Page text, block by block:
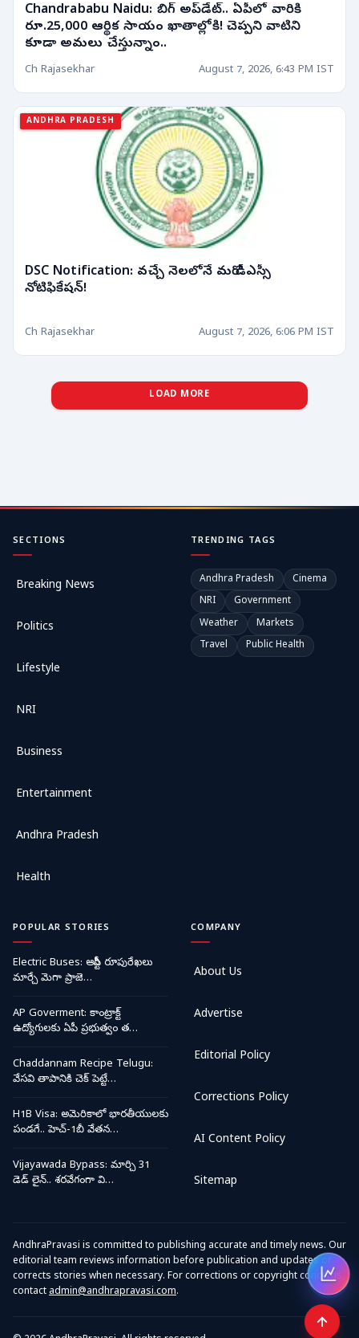
Chandrababu Naidu: బిగ్ అప్‌డేట్.. ఏపీలో వారికి
రూ.25,000 ఆర్థిక సాయం ఖాతాల్లోకి! చెప్పని వాటిని
కూడా అమలు చేస్తున్నాం..
Ch Rajasekhar August 7, 2026, 6:43 PM IST
ANDHRA PRADESH
DSC Notification: వచ్చే నెలలోనే మరో డీఎస్సీ
నోటిఫికేషన్!
Ch Rajasekhar August 7, 2026, 6:06 PM IST
LOAD MORE
SECTIONS
Breaking News
Politics
Lifestyle
NRI
Business
Entertainment
Andhra Pradesh
Health
TRENDING TAGS
Andhra Pradesh
Cinema
NRI
Government
Weather
Markets
Travel
Public Health
POPULAR STORIES
Electric Buses: ఆర్టీసీ రూపురేఖలు
మార్చే మెగా ప్రాజె…
AP Goverment: కాంట్రాక్ట్
ఉద్యోగులకు ఏపీ ప్రభుత్వం త…
Chaddannam Recipe Telugu:
వేసవి తాపానికి చెక్ పెట్టే…
H1B Visa: అమెరికాలో భారతీయులకు
పండగే.. హెచ్-1బీ వేతన…
Vijayawada Bypass: మార్చి 31
డెడ్ లైన్.. శరవేగంగా వి…
COMPANY
About Us
Advertise
Editorial Policy
Corrections Policy
AI Content Policy
Sitemap
AndhraPravasi is committed to publishing accurate and timely news. Our
editorial team reviews information before publication and updates or
corrects stories when necessary. For corrections or copyright concerns,
contactadmin@andhrapravasi.com.